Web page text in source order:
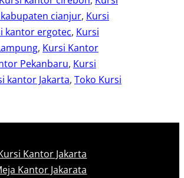
cianjur, Kursi
kantor ergotec, Kursi
, Kursi Kantor
Pekanbaru, Kursi
kantor Jakarta, Toko Kursi
Kantor Jakarta
Kantor Jakarata